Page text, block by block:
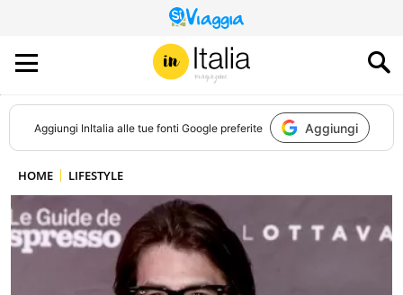
QUESTO
SITO
CONTRIBUISCE
ALL’AUDIENCE
DI
Aggiungi InItalia alle tue fonti Google preferite Aggiungi
HOME LIFESTYLE